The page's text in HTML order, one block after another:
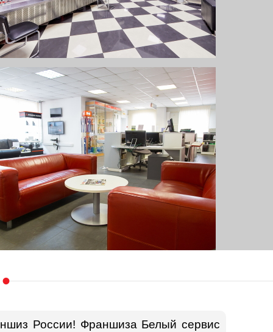
России! Франшиза Белый сервис